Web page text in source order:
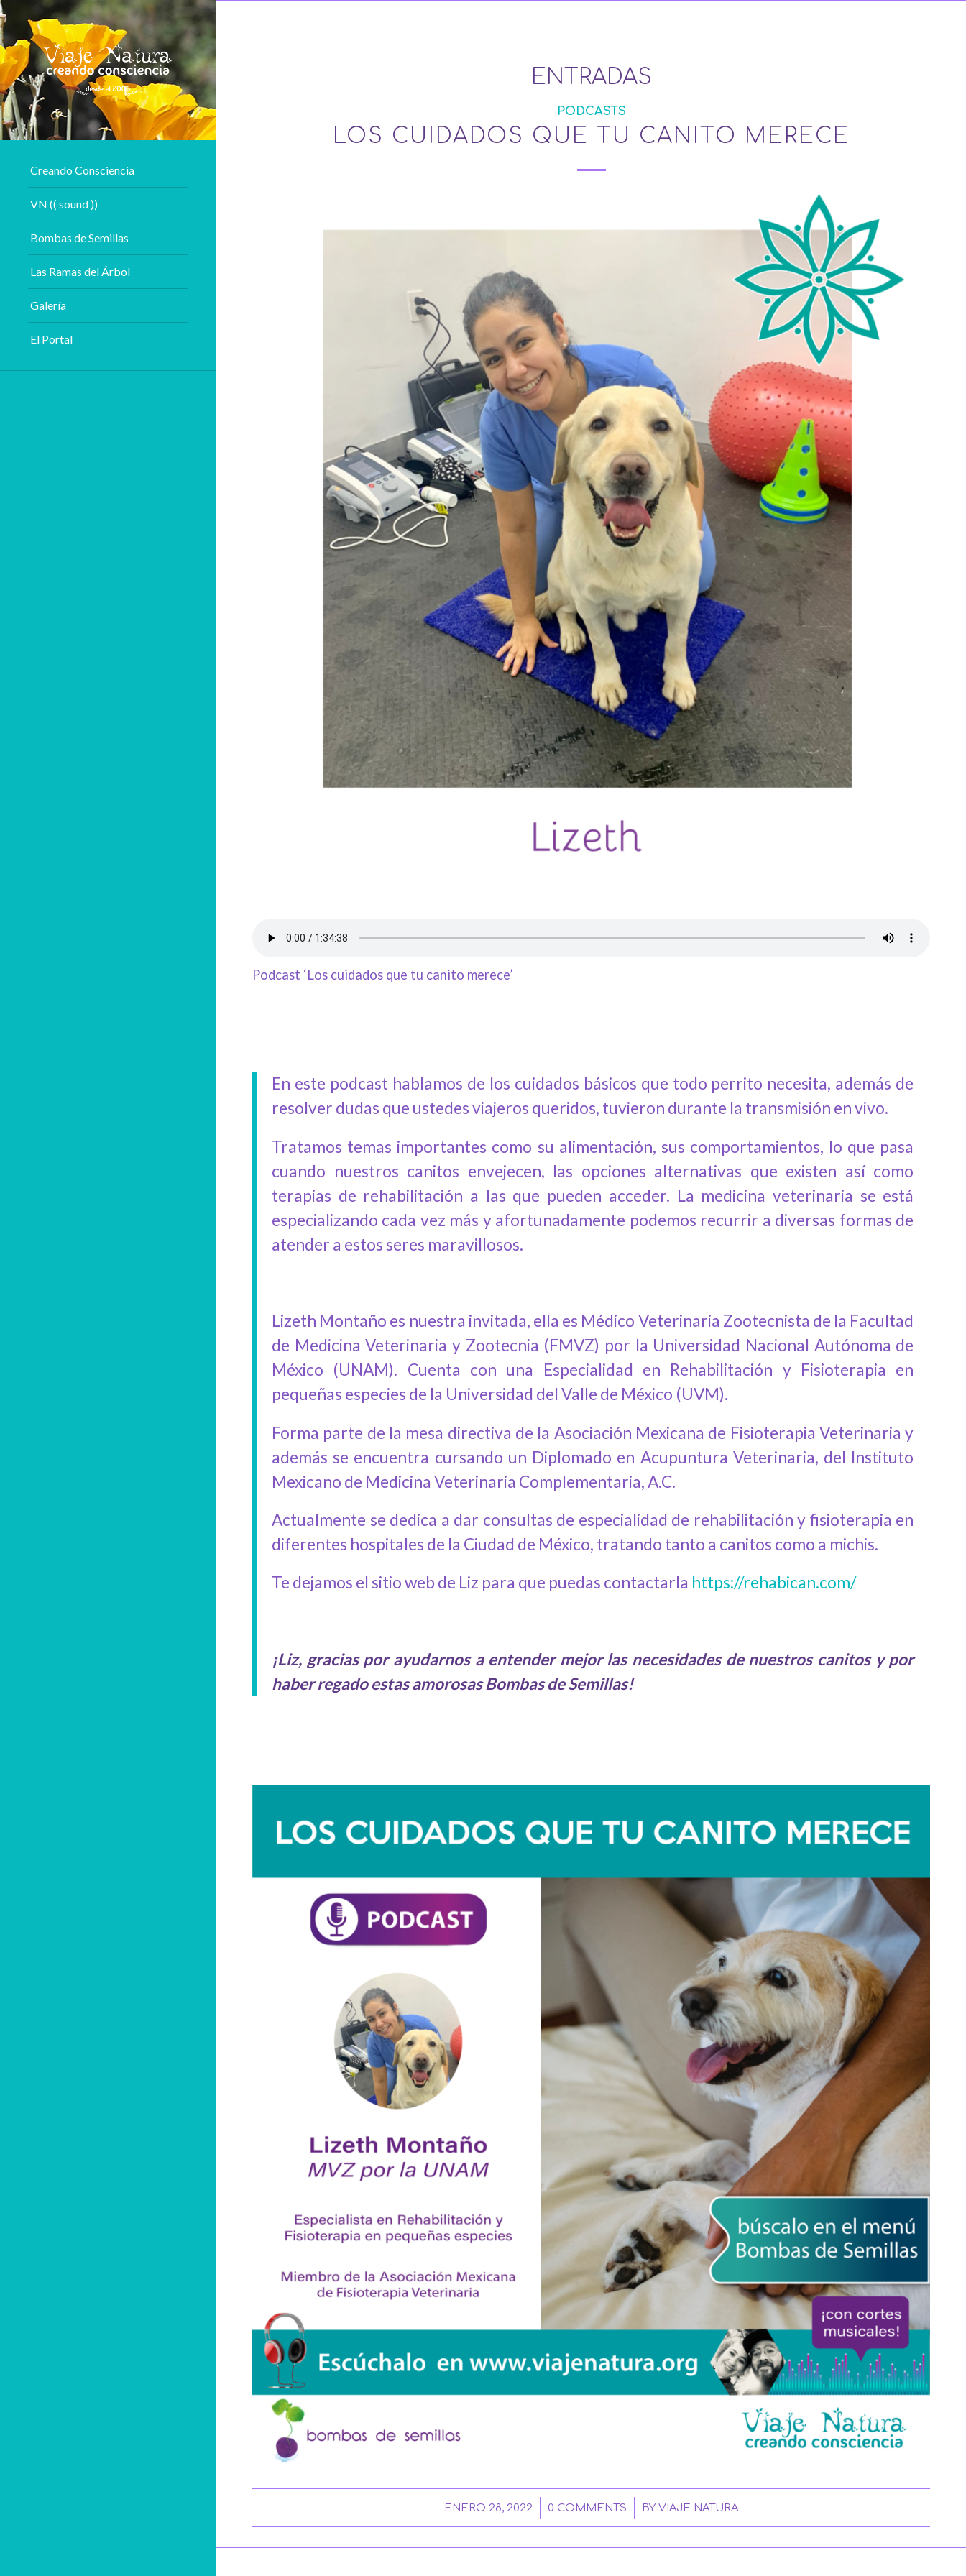
Creando Consciencia
VN (( sound ))
Bombas de Semillas
Las Ramas del Árbol
Galería
El Portal
ENTRADAS
PODCASTS
LOS CUIDADOS QUE TU CANITO MERECE
Podcast ‘Los cuidados que tu canito merece’
En este podcast hablamos de los cuidados básicos que todo perrito necesita, además de
resolver dudas que ustedes viajeros queridos, tuvieron durante la transmisión en vivo.
Tratamos temas importantes como su alimentación, sus comportamientos, lo que pasa
cuando nuestros canitos envejecen, las opciones alternativas que existen así como
terapias de rehabilitación a las que pueden acceder. La medicina veterinaria se está
especializando cada vez más yafortunadamente podemos recurrir a diversas formas de
atender a estos seres maravillosos.
Lizeth Montaño es nuestra invitada, ella es Médico Veterinaria Zootecnista de la Facultad
de Medicina Veterinaria y Zootecnia (FMVZ) por la Universidad Nacional Autónoma de
México (UNAM). Cuenta con una Especialidad en Rehabilitación y Fisioterapia en
pequeñas especies de la Universidad del Valle de México (UVM).
Forma parte de la mesa directiva de la Asociación Mexicana de Fisioterapia Veterinariay
además se encuentra cursando un Diplomado en Acupuntura Veterinaria, del Instituto
Mexicano de Medicina Veterinaria Complementaria, A.C.
Actualmente se dedica a dar consultas de especialidad de rehabilitación y fisioterapia en
diferentes hospitales de la Ciudad de México, tratando tanto a canitos como a michis.
Te dejamos el sitio web de Liz para que puedas contactarla https://rehabican.com/
¡Liz, gracias por ayudarnos a entender mejor las necesidades de nuestros canitos y por
haber regado estas amorosas Bombas de Semillas!
ENERO 28, 2022
/ 0 COMMENTS
/ BY VIAJE NATURA